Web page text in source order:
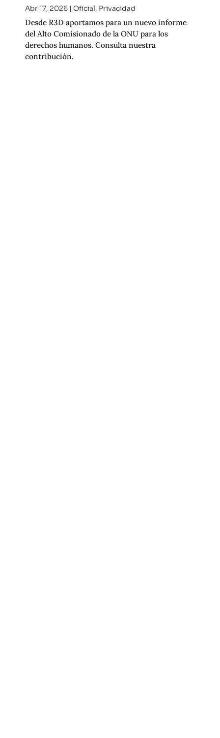
Abr 17, 2026| Oficial, Privacidad
Desde R3D aportamos para un nuevo informe
del Alto Comisionado de la ONU para los
derechos humanos. Consulta nuestra
contribución.